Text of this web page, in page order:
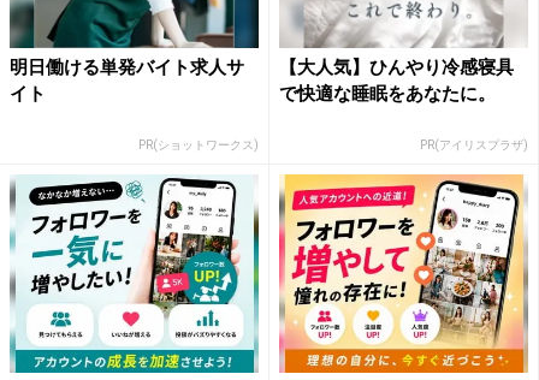
明日働ける単発バイト求人サ
イト
PR(ショットワークス)
【大人気】ひんやり冷感寝具
で快適な睡眠をあなたに。
PR(アイリスプラザ)